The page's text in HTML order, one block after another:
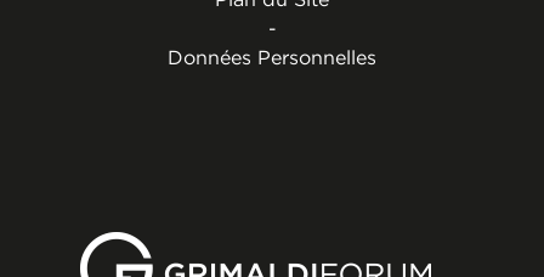
-
Données Personnelles